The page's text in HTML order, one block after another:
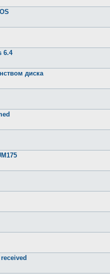
6.4
диска